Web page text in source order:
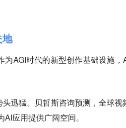
AGI时代的新型创作基础设施，
迅猛。
贝哲斯咨询预测，全球视
应用提供广阔空间。